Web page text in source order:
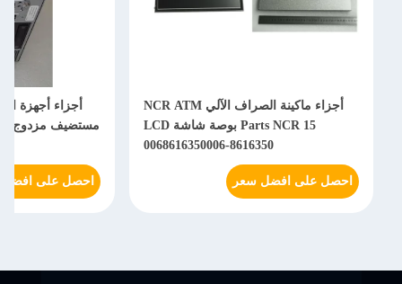
أجزاء ماكينة الصراف الآلي NCR ATM
Parts NCR 15 بوصة شاشة LCD
0068616350006-8616350
احصل على افضل سعر احصل على